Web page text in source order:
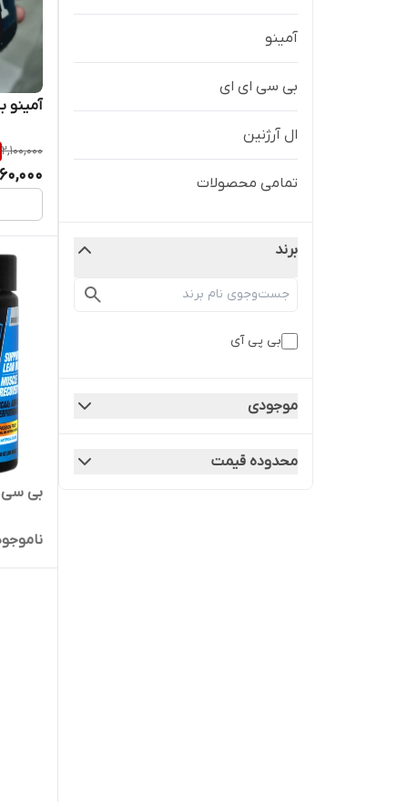
آمینو
بی سی ای ای
ال آرژنین
تمامی محصولات
برند
بی پی آی
موجودی
محدوده قیمت
2,100,000
بی سی ای ای